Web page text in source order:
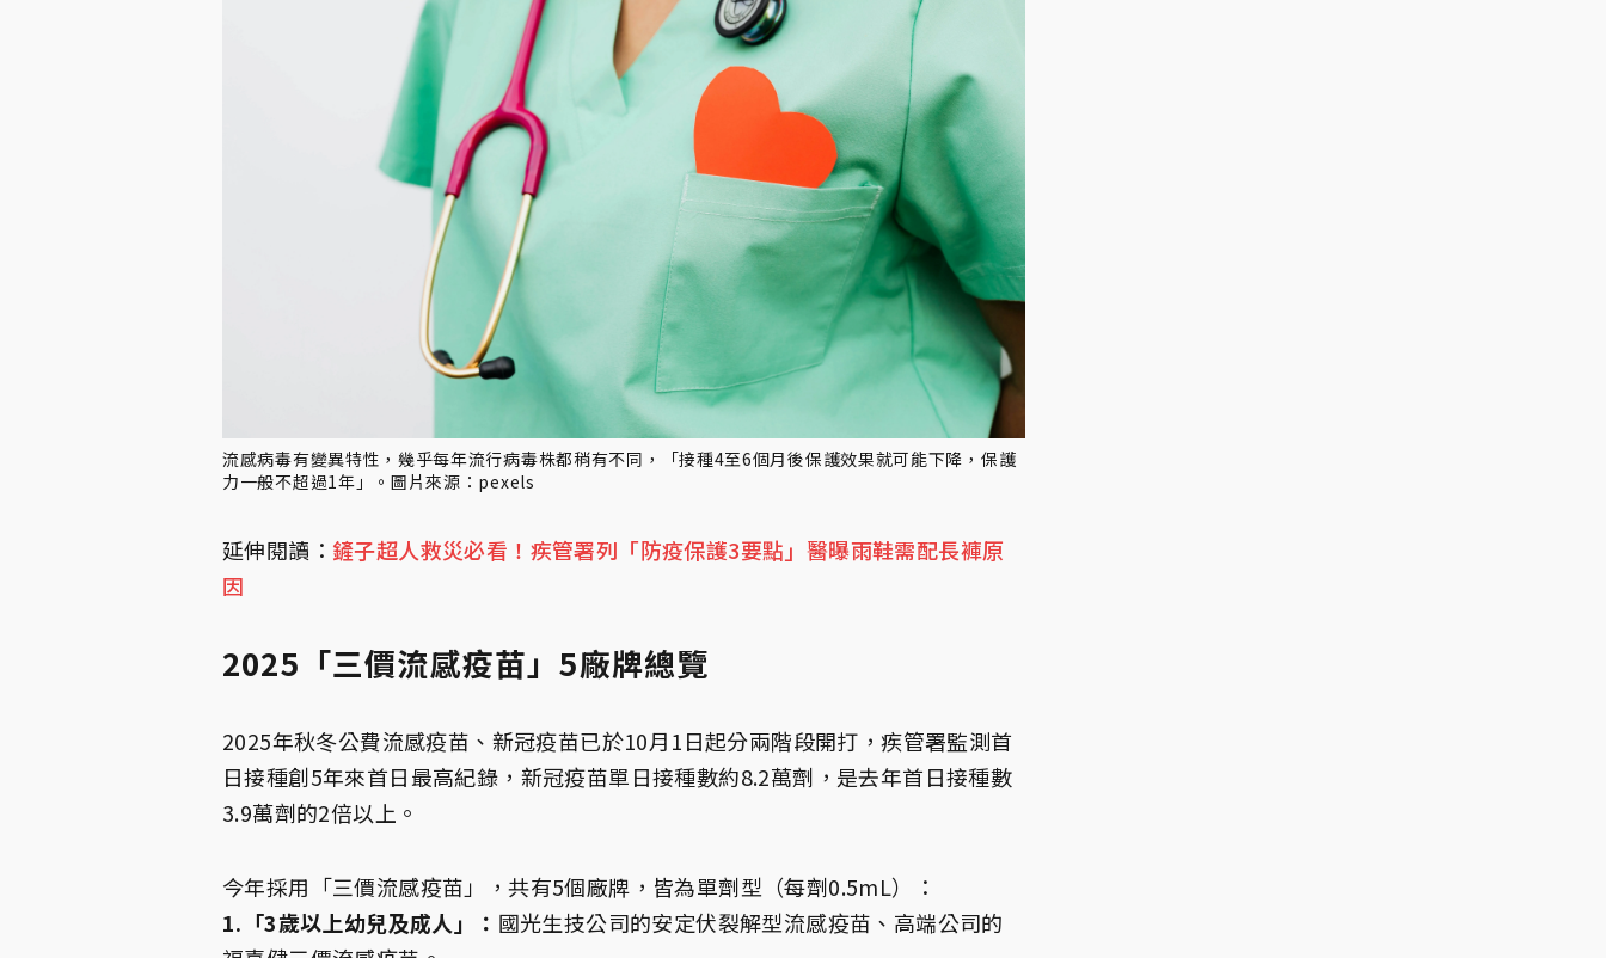
流感病毒有變異特性，幾乎每年流行病毒株都稍有不同，「接種4至6個月後保護效果就可能下降，保護
力一般不超過1年」。圖片來源：pexels
延伸閱讀： 鏟子超人救災必看！疾管署列「防疫保護3要點」醫曝雨鞋需配長褲原
因
2025「三價流感疫苗」5廠牌總覽
2025年秋冬公費流感疫苗、新冠疫苗已於10月1日起分兩階段開打，疾管署監測首
日接種創5年來首日最高紀錄，新冠疫苗單日接種數約8.2萬劑，是去年首日接種數
3.9萬劑的2倍以上。
今年採用「三價流感疫苗」，共有5個廠牌，皆為單劑型（每劑0.5mL）：
1.「3歲以上幼兒及成人」： 國光生技公司的安定伏裂解型流感疫苗、高端公司的